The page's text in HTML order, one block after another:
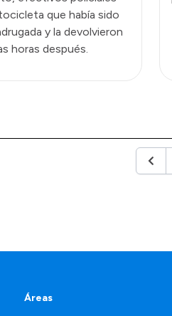
que había sido
y la devolvieron
horas después.
Áreas